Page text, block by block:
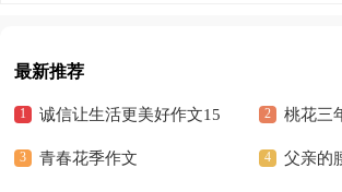
最新推荐
诚信让生活更美好作文15
篇
桃花三
篇）
青春花季作文 父亲的